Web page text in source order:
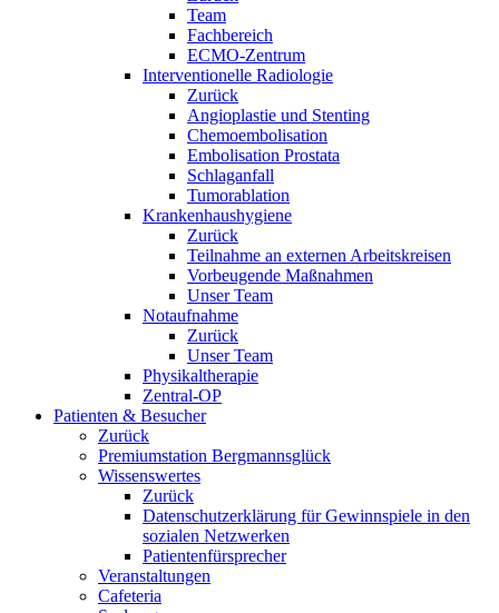
Team
Fachbereich
ECMO-Zentrum
Interventionelle Radiologie
Zurück
Angioplastie und Stenting
Chemoembolisation
Embolisation Prostata
Schlaganfall
Tumorablation
Krankenhaushygiene
Zurück
Teilnahme an externen Arbeitskreisen
Vorbeugende Maßnahmen
Unser Team
Notaufnahme
Zurück
Unser Team
Physikaltherapie
Zentral-OP
Patienten & Besucher
Zurück
Premiumstation Bergmannsglück
Wissenswertes
Zurück
Datenschutzerklärung für Gewinnspiele in den
sozialen Netzwerken
Patientenfürsprecher
Veranstaltungen
Cafeteria